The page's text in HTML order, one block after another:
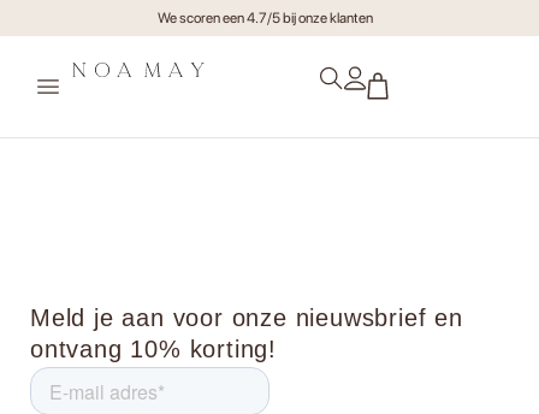
We scoren een 4.7/5 bij onze klanten
Meld je aan voor onze nieuwsbrief en
ontvang 10% korting!